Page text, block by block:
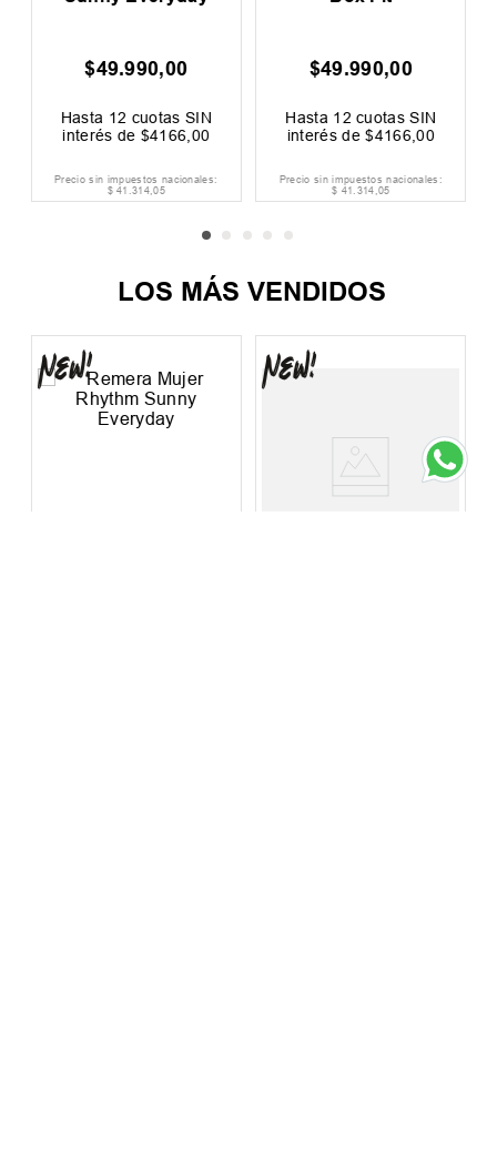
$49.990,00
Hasta 12 cuotas SIN
interés de $4166 00
Precio sin impuestos nacionales:
$ 41.314,05
$49.990,00
Hasta 12 cuotas SIN
interés de$4166 ,00
Precio sin impuestos nacionales:
$ 41.314,05
LOS MÁS VENDIDOS